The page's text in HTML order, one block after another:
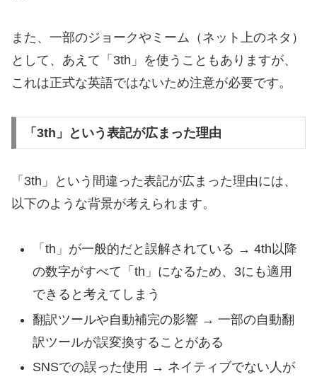
また、一部のジョークやミーム（ネット上のネタ）
として、あえて「3th」を使うこともありますが、
これは正式な英語ではないため注意が必要です。
「3th」という表記が広まった理由
「3th」という間違った表記が広まった理由には、
以下のような背景が考えられます。
「th」が一般的だと誤解されている → 4th以降
の数字がすべて「th」になるため、3にも適用
できると考えてしまう
翻訳ツールや自動補完の影響 → 一部の自動翻
訳ツールが誤変換することがある
SNSでの誤った使用 → ネイティブでない人が